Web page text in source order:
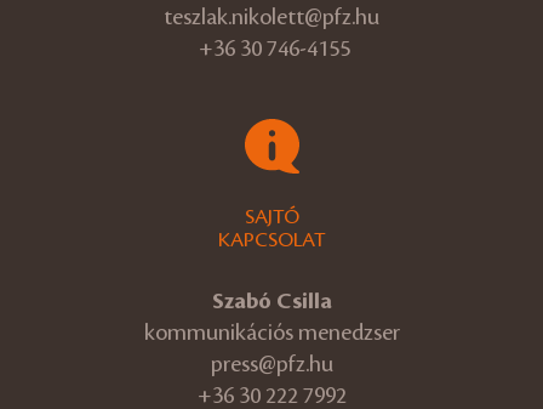
teszlak.nikolett@pfz.hu
+36 30 746-4155
SAJTÓ
KAPCSOLAT
Szabó Csilla
kommunikációs menedzser
press@pfz.hu
+36 30 222 7992